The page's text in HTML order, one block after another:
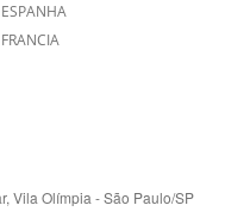
ESPANHA
FRANCIA
Vila Olímpia - São Paulo/SP